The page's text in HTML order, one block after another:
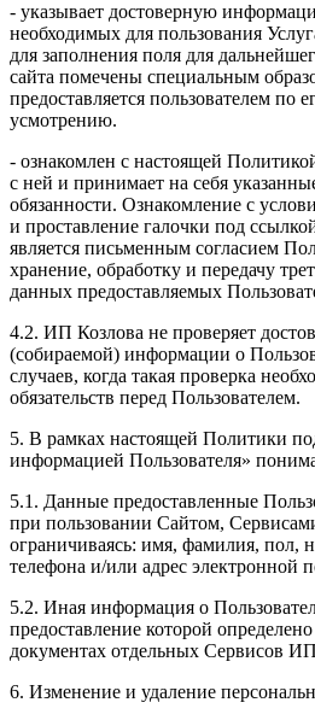
- указывает достоверную
необходимых для пользования
для заполнения поля для
сайта помечены специальным
предоставляется пользователем по
усмотрению.
- ознакомлен с настоящей
с ней и принимает на себя
обязанности. Ознакомление с
и проставление галочки под
является письменным согласием
хранение, обработку и передачу
данных предоставляемых
4.2. ИП Козлова не проверяет
(собираемой) информации о
случаев, когда такая проверка
обязательств перед Пользователем.
5. В рамках настоящей Политики
информацией Пользователя»
5.1. Данные предоставленные
при пользовании Сайтом,
ограничиваясь: имя, фамилия, пол,
телефона и/или адрес электронной
5.2. Иная информация о
предоставление которой
документах отдельных Сервисов
6. Изменение и удаление